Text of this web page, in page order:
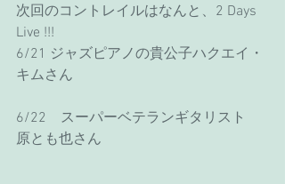
次回のコントレイルはなんと、2 Days
Live !!!
6/21 ジャズピアノの貴公子ハクエイ・
キムさん
6/22　スーパーベテランギタリスト
原とも也さん